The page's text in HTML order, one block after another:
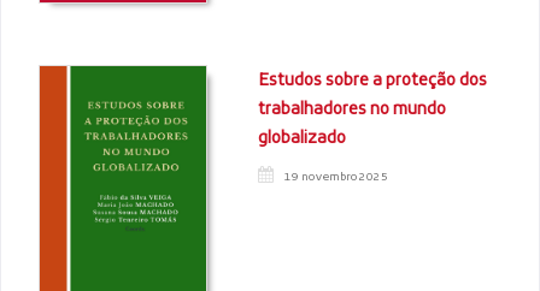
Estudos sobre a proteção dos
trabalhadores no mundo
globalizado
19 novembro 2025